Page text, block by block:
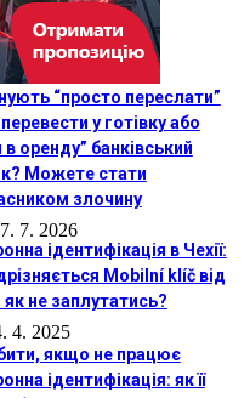
“просто переслати”
у готівку або
в оренду” банківський
Можете стати
злочину
7. 7. 2026
ідентифікація в Чехії:
Mobilní klíč від
як не заплутатись?
4. 2025
якщо не працює
ідентифікація: як її